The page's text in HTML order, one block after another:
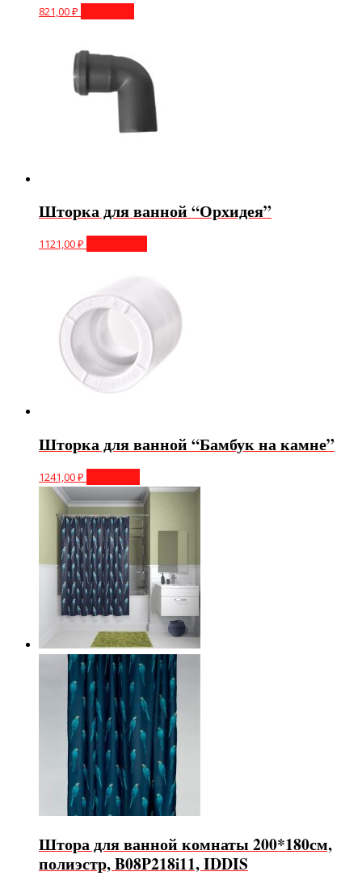
821,00₽
Шторка для ванной “Орхидея”
1121,00₽
Шторка для ванной “Бамбук на камне”
1241,00₽
Штора для ванной комнаты 200*180см,
полиэстр, B08P218i11, IDDIS